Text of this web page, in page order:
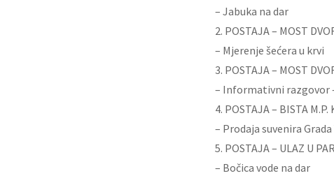
– Jabuka na dar
2. POSTAJA – MOST
– Mjerenje šećera u krvi
3. POSTAJA – MOST
– Informativni razgovor
4. POSTAJA – BISTA M.P.
– Prodaja suvenira
5. POSTAJA – ULAZ U
– Bočica vode na dar